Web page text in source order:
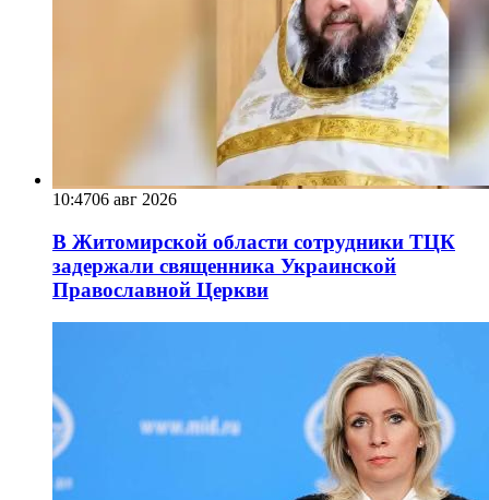
10:4706 авг 2026
В Житомирской области сотрудники ТЦК
задержали священника Украинской
Православной Церкви